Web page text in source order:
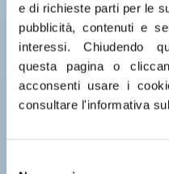
e di richieste parti per le
pubblicità, contenuti e
interessi.Chiudendo
questa pagina o
acconsenti usare i
consultare l'informativa